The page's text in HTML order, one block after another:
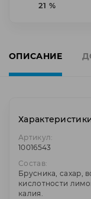
21 %
ОПИСАНИЕ
Артикул:
10016543
Состав:
Брусника, сахар,
кислотности
калия.